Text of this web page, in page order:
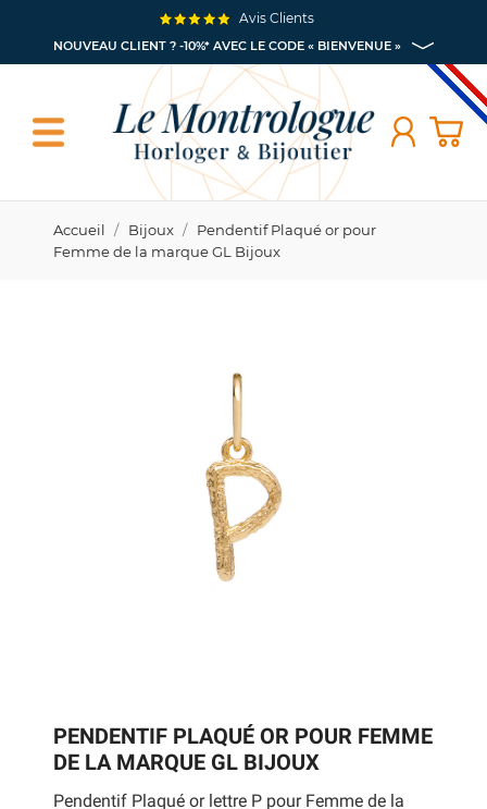
NOUVEAU CLIENT ? -10%* AVEC LE CODE « BIENVENUE »
Avis Clients
Accueil Bijoux
Pendentif Plaqué or pour
Femme de la marque GL Bijoux
PENDENTIF PLAQUÉ OR POUR FEMME
DE LA MARQUE GL BIJOUX
Pendentif Plaqué or lettre P pour Femme de la